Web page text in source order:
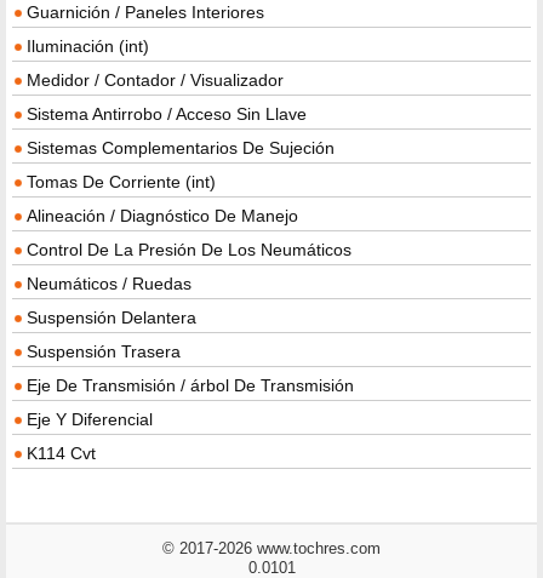
Guarnición / Paneles Interiores
Iluminación (int)
Medidor / Contador / Visualizador
Sistema Antirrobo / Acceso Sin Llave
Sistemas Complementarios De Sujeción
Tomas De Corriente (int)
Alineación / Diagnóstico De Manejo
Control De La Presión De Los Neumáticos
Neumáticos / Ruedas
Suspensión Delantera
Suspensión Trasera
Eje De Transmisión / árbol De Transmisión
Eje Y Diferencial
K114 Cvt
© 2017-2026 www.tochres.com
0.0101